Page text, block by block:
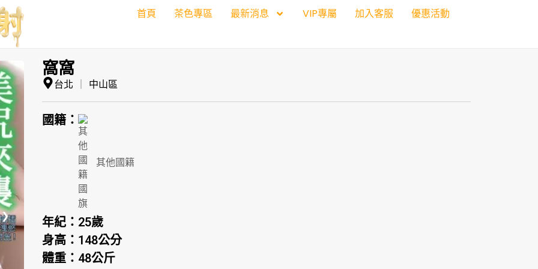
首頁 茶色專區 最新消息 VIP專屬 加入客服 優惠活動
❯
窩窩
台北 中山區
國籍：
其他國籍
年紀： 25歲
身高： 148公分
體重： 48公斤